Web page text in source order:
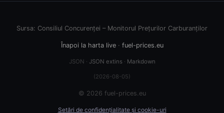
Sursa: Consiliul Concurenței – Monitorul Prețurilor Carburanților
Înapoi la harta live· fuel-prices.eu
JSON · JSON extins· Markdown
(2026-08-05)
© 2026 fuel-prices.eu
Setări de confidențialitate și cookie-uri